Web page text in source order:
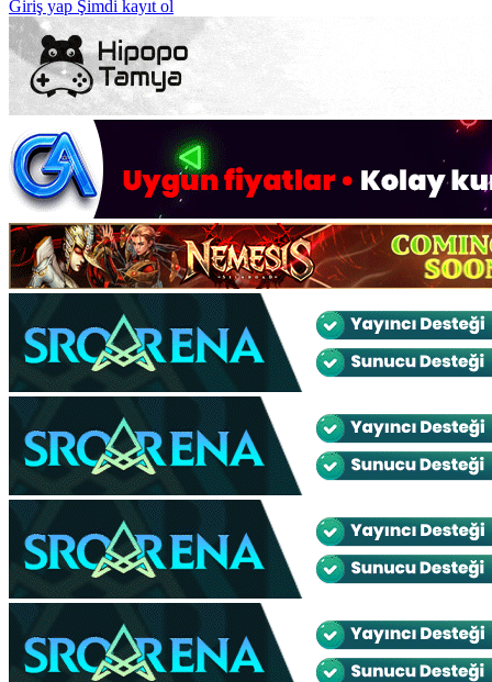
Giriş yap Şimdi kayıt ol